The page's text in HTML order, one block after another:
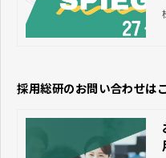
採用総研のお問い合わせは